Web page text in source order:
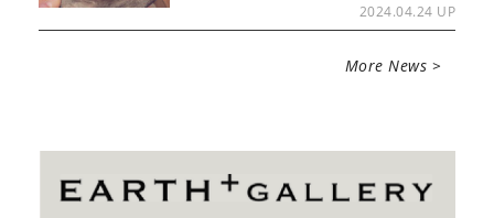
2024.04.24 UP
More News >